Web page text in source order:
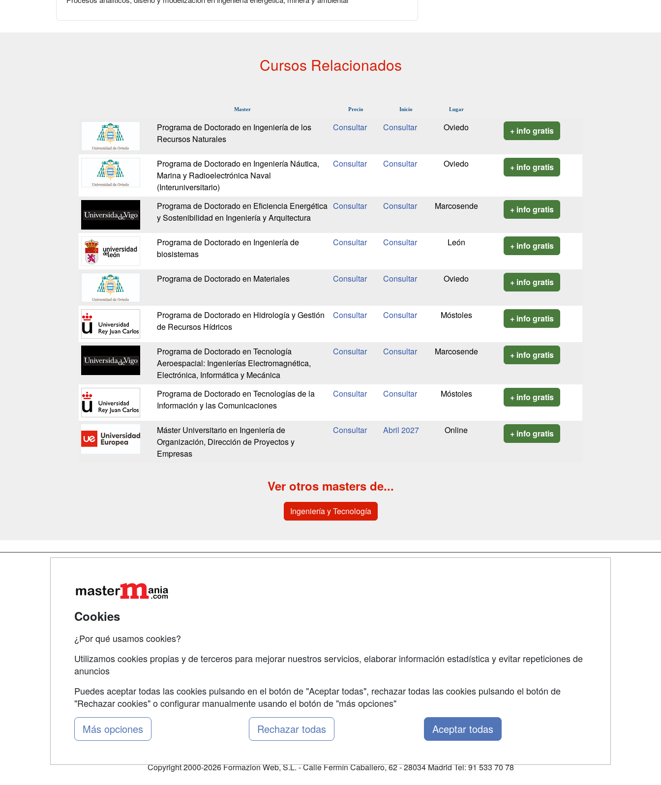
Cursos Relacionados
Master Precio Inicio Lugar
Programa de Doctorado en Ingeniería de los
Recursos Naturales
Oviedo + info gratis
Programa de Doctorado en Ingeniería Náutica,
Marina y Radioelectrónica Naval
(Interuniversitario)
Oviedo + info gratis
Programa de Doctorado en Eficiencia Energética
y Sostenibilidad en Ingeniería y Arquitectura
Marcosende + info gratis
Programa de Doctorado en Ingeniería de
biosistemas
León + info gratis
Programa de Doctorado en Materiales Oviedo + info gratis
Programa de Doctorado en Hidrología y Gestión
de Recursos Hídricos
Móstoles + info gratis
Programa de Doctorado en Tecnología
Aeroespacial: Ingenierías Electromagnética,
Electrónica, Informática y Mecánica
Marcosende + info gratis
Programa de Doctorado en Tecnologías de la
Información y las Comunicaciones
Móstoles + info gratis
Máster Universitario en Ingeniería de
Organización, Dirección de Proyectos y
Empresas
Abril 2027 Online + info gratis
Ver otros masters de...
Ingeniería y Tecnología
Grupo formazion:
Copyright 2000-2026 Formazion Web, S.L. - Calle Fermín Caballero, 62 - 28034 Madrid Tel: 91 533 70 78
Cookies
¿Por qué usamos cookies?
Utilizamos cookies propias y de terceros para mejorar nuestros servicios, elaborar información estadística y evitar repeticiones de
anuncios
Puedes aceptar todas las cookies pulsando en el botón de "Aceptar todas", rechazar todas las cookies pulsando el botón de
"Rechazar cookies" o configurar manualmente usando el botón de "más opciones"
Más opciones Rechazar todas Aceptar todas